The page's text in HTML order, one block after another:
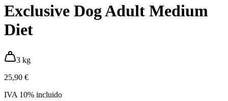
Exclusive Dog Adult Medium
Diet
3 kg
25,90 €
IVA 10% incluido